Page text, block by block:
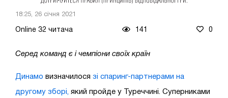
18:25, 26 січня 2021
Online 32 читача 141 0
Серед команд є і чемпіони своїх країн
Динамо визначилося зі спаринг-партнерами на
другому зборі, який пройде у Туреччині. Суперниками